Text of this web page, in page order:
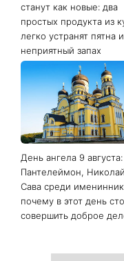
станут как новые: два
простых продукта из
легко устранят пятна и
неприятный запах
День ангела 9 августа:
Пантелеймон,
Сава среди
почему в этот день
совершить доброе